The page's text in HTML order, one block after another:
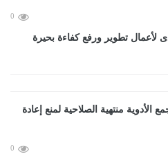
0
لأعمال تطوير ورفع كفاءة بحيرة
0